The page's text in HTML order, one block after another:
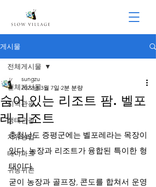
게시물
전체게시물
지역관광
생태관광
치유농업
테마파크
귀농귀촌
전체게시물
숨어 있는 리조트 팜. 벨포
레 리조트
sungzu
2022년 3월 7일 2분 분량
충청남도 증평군에는 벨포레라는 목장이
있다. 농장과 리조트가 융합된 특이한 형
태이다.
굳이 농장과 골프장, 콘도를 합쳐서 운영